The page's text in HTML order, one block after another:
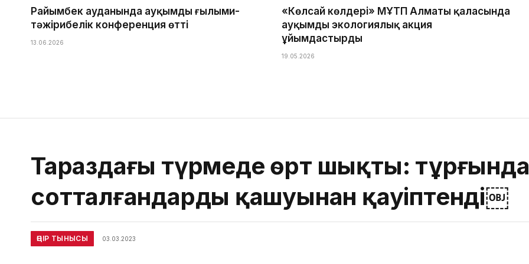
Райымбек ауданында ауқымды ғылыми-
тәжірибелік конференция өтті
13.06.2026
«Көлсай көлдері» МҰТП Алматы қаласында
ауқымды экологиялық акция
ұйымдастырды
19.05.2026
Тараздағы түрмеде өрт шықты:
сотталғандардың қашуынан қауіптенді￼
ӨҢІР ТЫНЫСЫ 03.03.2023